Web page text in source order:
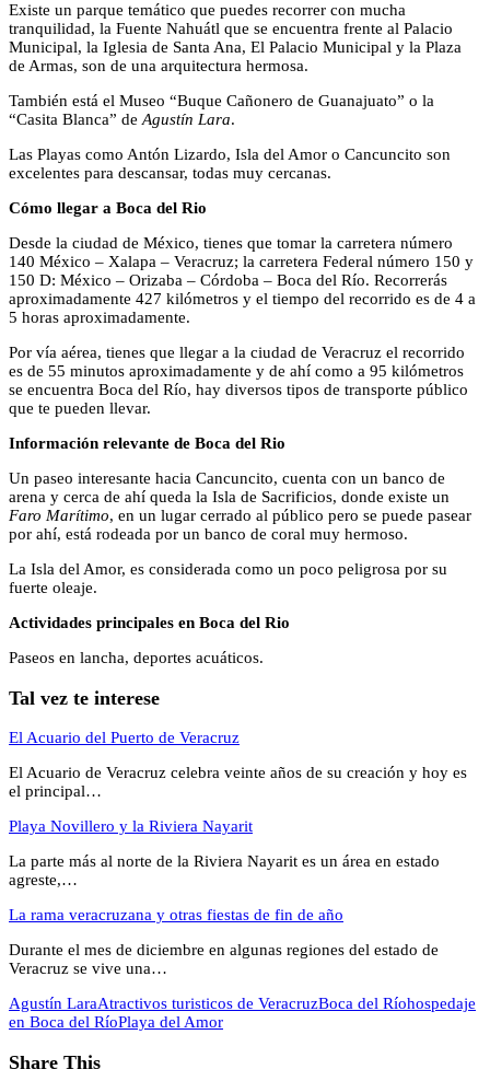
Existe un parque temático que puedes recorrer con mucha
tranquilidad, la Fuente Nahuátl que se encuentra frente al Palacio
Municipal, la Iglesia de Santa Ana, El Palacio Municipal y la Plaza
de Armas, son de una arquitectura hermosa.
También está el Museo “Buque Cañonero de Guanajuato” o la
“Casita Blanca” deAgustín Lara.
Las Playas como Antón Lizardo, Isla del Amor o Cancuncito son
excelentes para descansar, todas muy cercanas.
Cómo llegar a Boca del Rio
Desde la ciudad de México, tienes que tomar la carretera número
140 México – Xalapa – Veracruz; la carretera Federal número 150 y
150 D: México – Orizaba – Córdoba – Boca del Río. Recorrerás
aproximadamente 427 kilómetros y el tiempo del recorrido es de 4 a
5 horas aproximadamente.
Por vía aérea, tienes que llegar a la ciudad de Veracruz el recorrido
es de 55 minutos aproximadamente y de ahí como a 95 kilómetros
se encuentra Boca del Río, hay diversos tipos de transporte público
que te pueden llevar.
Información relevante de Boca del Rio
Un paseo interesante hacia Cancuncito, cuenta con un banco de
arena y cerca de ahí queda la Isla de Sacrificios, donde existe un
Faro Marítimo, en un lugar cerrado al público pero se puede pasear
por ahí, está rodeada por un banco de coral muy hermoso.
La Isla del Amor, es considerada como un poco peligrosa por su
fuerte oleaje.
Actividades principales en Boca del Rio
Paseos en lancha, deportes acuáticos.
Tal vez te interese
El Acuario del Puerto de Veracruz
El Acuario de Veracruz celebra veinte años de su creación y hoy es
el principal…
Playa Novillero y la Riviera Nayarit
La parte más al norte de la Riviera Nayarit es un área en estado
agreste,…
La rama veracruzana y otras fiestas de fin de año
Durante el mes de diciembre en algunas regiones del estado de
Veracruz se vive una…
Agustín LaraAtractivos turisticos de VeracruzBoca del Ríohospedaje
en Boca del RíoPlaya del Amor
Share This